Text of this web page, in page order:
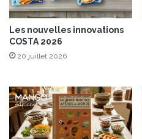
e
s
e
t
a
n
d
e
s
Les nouvelles innovations
COSTA 2026
20 juillet 2026